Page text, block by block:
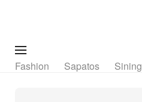
Fashion Sapatos Sining